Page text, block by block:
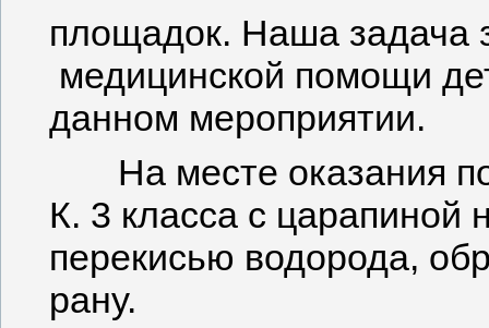
площадок. Наша задача
медицинской помощи
данном мероприятии.
На месте оказания
К. 3 класса с
перекисью водорода,
рану.